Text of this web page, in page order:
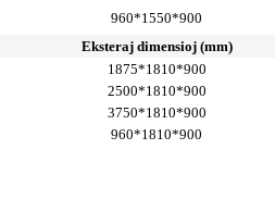
960*1550*900
Eksteraj dimensioj (mm)
1875*1810*900
2500*1810*900
3750*1810*900
960*1810*900